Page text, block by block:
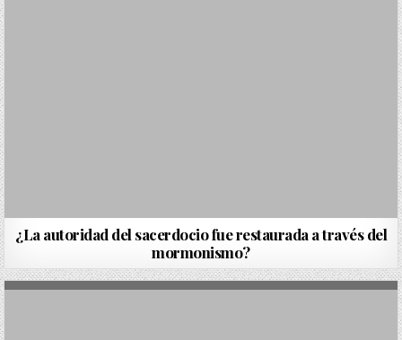
¿La autoridad del sacerdocio fue restaurada a través del
mormonismo?